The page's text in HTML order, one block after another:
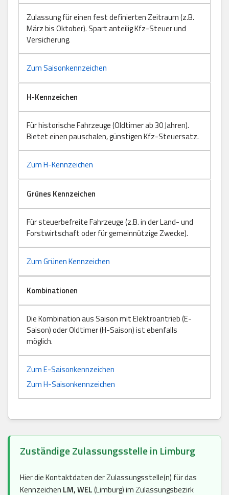
Zulassung für einen fest definierten Zeitraum (z.B.
März bis Oktober). Spart anteilig Kfz-Steuer und
Versicherung.
Zum Saisonkennzeichen
H-Kennzeichen
Für historische Fahrzeuge (Oldtimer ab 30 Jahren).
Bietet einen pauschalen, günstigen Kfz-Steuersatz.
Zum H-Kennzeichen
Grünes Kennzeichen
Für steuerbefreite Fahrzeuge (z.B. in der Land- und
Forstwirtschaft oder für gemeinnützige Zwecke).
Zum Grünen Kennzeichen
Kombinationen
Die Kombination aus Saison mit Elektroantrieb (E-
Saison) oder Oldtimer (H-Saison) ist ebenfalls
möglich.
Zum E-Saisonkennzeichen
Zum H-Saisonkennzeichen
Zuständige Zulassungsstelle in Limburg
Hier die Kontaktdaten der Zulassungsstelle(n) für das
Kennzeichen LM, WEL(Limburg) im Zulassungsbezirk